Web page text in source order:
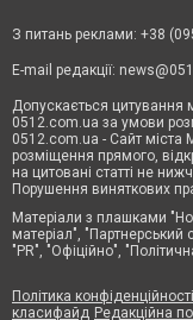
З питань реклами: +38
E-mail редакції:
Допускається цитування
0512.com.ua за умови
0512.com.ua - Сайт міста
розміщення прямого,
на цитовані статті не
Порушення виняткових
Матеріали з плашками
матеріал", "Партнерський
"PR", "Офіційно",
Політика конфіденційності
класифайд Редакційна